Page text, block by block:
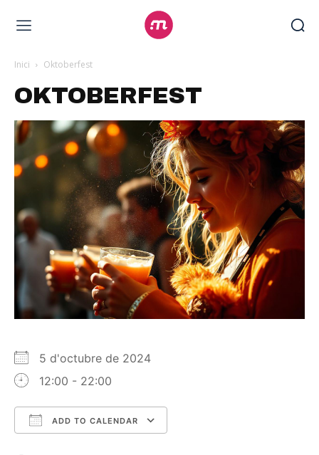
Inici Oktoberfest
OKTOBERFEST
5 d'octubre de 2024
12:00 - 22:00
ADD TO CALENDAR